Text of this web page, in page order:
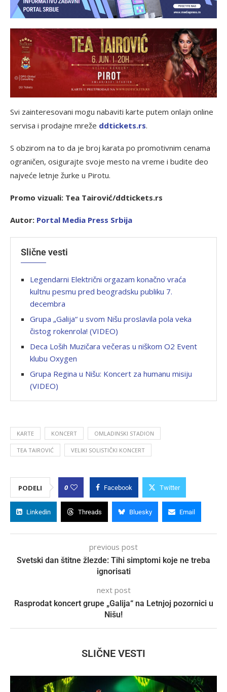
Svi zainteresovani mogu nabaviti karte putem onlajn online
servisa i prodajne mreže ddtickets.rs.
S obzirom na to da je broj karata po promotivnim cenama
ograničen, osigurajte svoje mesto na vreme i budite deo
najveće letnje žurke u Pirotu.
Promo vizuali: Tea Tairović/ddtickets.rs
Autor: Portal Media Press Srbija
Slične vesti
Legendarni Električni orgazam konačno vraća
kultnu pesmu pred beogradsku publiku 7.
decembra
Grupa „Galija“ u svom Nišu proslavila pola veka
čistog rokenrola! (VIDEO)
Deca Loših Muzičara večeras u niškom O2 Event
klubu Oxygen
Grupa Regina u Nišu: Koncert za humanu misiju
(VIDEO)
KARTE KONCERT OMLADINSKI STADION
TEA TAIROVIĆ VELIKI SOLISTIČKI KONCERT
PODELI 0 Facebook Twitter
Linkedin Threads Bluesky Email
previous post
Svetski dan štitne žlezde: Tihi simptomi koje ne treba
ignorisati
next post
Rasprodat koncert grupe „Galija“ na Letnjoj pozornici u
Nišu!
SLIČNE VESTI